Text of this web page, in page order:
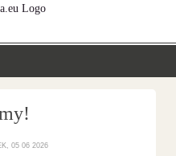
05 06 2026